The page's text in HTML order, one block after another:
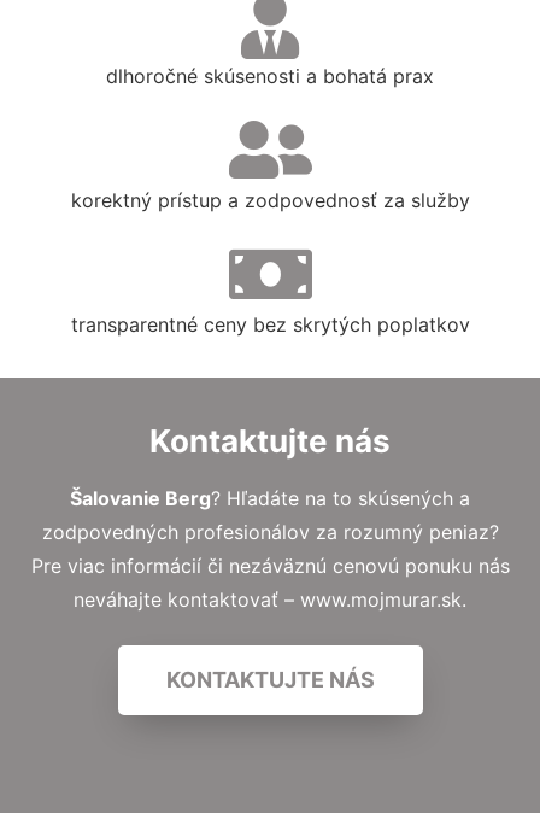
dlhoročné skúsenosti a bohatá prax
korektný prístup a zodpovednosť za služby
transparentné ceny bez skrytých poplatkov
Kontaktujte nás
Šalovanie Berg? Hľadáte na to skúsených a
zodpovedných profesionálov za rozumný peniaz?
Pre viac informácií či nezáväznú cenovú ponuku nás
neváhajte kontaktovať – www.mojmurar.sk.
KONTAKTUJTE NÁS